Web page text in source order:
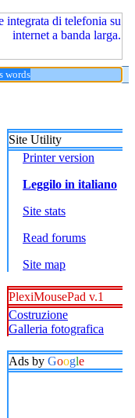
Site Utility
Printer version
Leggilo in italiano
Site stats
Read forums
Site map
PlexiMousePad v.1
Costruzione
Galleria fotografica
Ads by Google